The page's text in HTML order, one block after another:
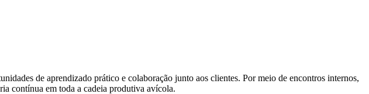
de aprendizado prático e colaboração junto aos clientes. Por meio de encontros internos,
contínua em toda a cadeia produtiva avícola.